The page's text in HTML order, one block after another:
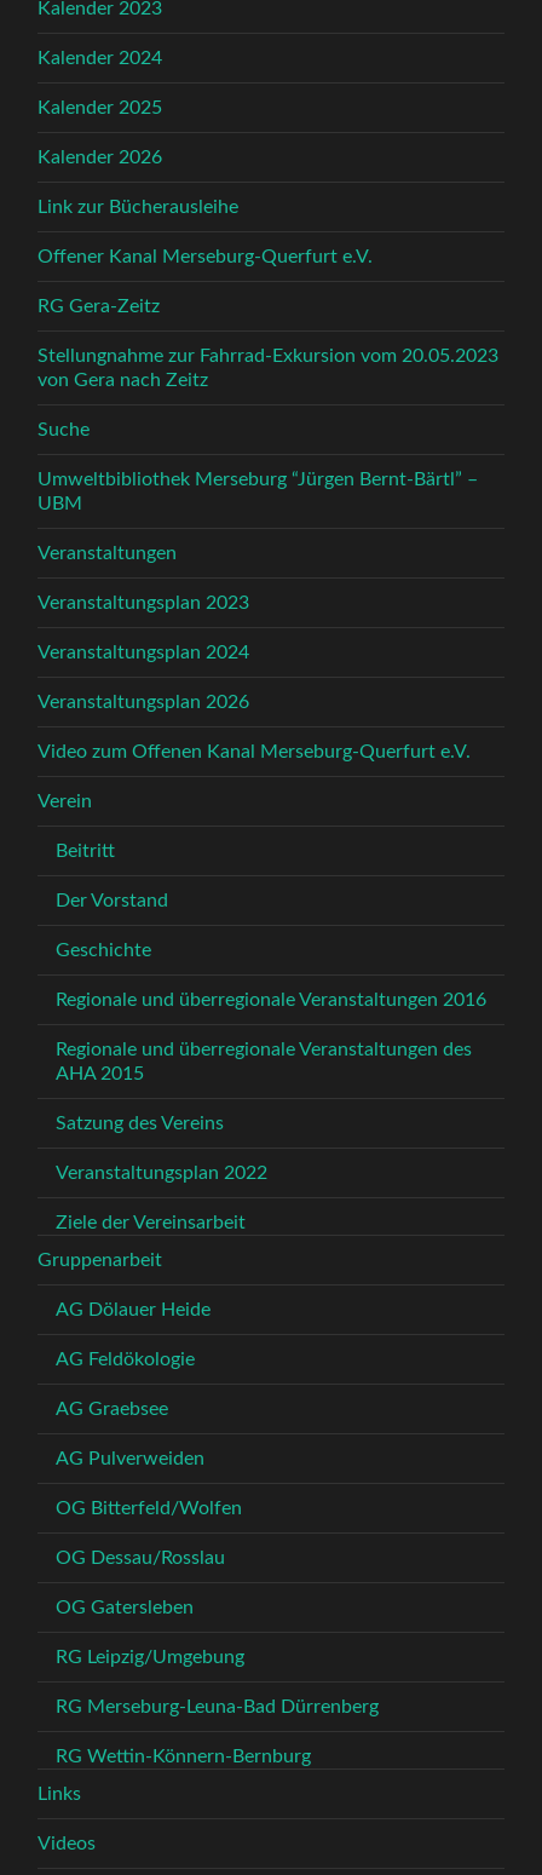
Kalender 2023
Kalender 2024
Kalender 2025
Kalender 2026
Link zur Bücherausleihe
Offener Kanal Merseburg-Querfurt e.V.
RG Gera-Zeitz
Stellungnahme zur Fahrrad-Exkursion vom 20.05.2023
von Gera nach Zeitz
Suche
Umweltbibliothek Merseburg “Jürgen Bernt-Bärtl” –
UBM
Veranstaltungen
Veranstaltungsplan 2023
Veranstaltungsplan 2024
Veranstaltungsplan 2026
Video zum Offenen Kanal Merseburg-Querfurt e.V.
Verein
Beitritt
Der Vorstand
Geschichte
Regionale und überregionale Veranstaltungen 2016
Regionale und überregionale Veranstaltungen des
AHA 2015
Satzung des Vereins
Veranstaltungsplan 2022
Ziele der Vereinsarbeit
Gruppenarbeit
AG Dölauer Heide
AG Feldökologie
AG Graebsee
AG Pulverweiden
OG Bitterfeld/Wolfen
OG Dessau/Rosslau
OG Gatersleben
RG Leipzig/Umgebung
RG Merseburg-Leuna-Bad Dürrenberg
RG Wettin-Könnern-Bernburg
Links
Videos